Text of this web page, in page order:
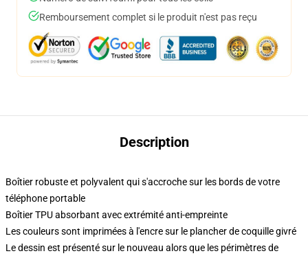
Remboursement complet si le produit n'est pas reçu
Description
Boîtier robuste et polyvalent qui s'accroche sur les bords de votre
téléphone portable
Boîtier TPU absorbant avec extrémité anti-empreinte
Les couleurs sont imprimées à l'encre sur le plancher de coquille givré
Le dessin est présenté sur le nouveau alors que les périmètres de